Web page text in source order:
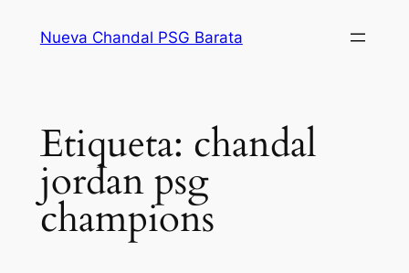
Nueva Chandal PSG Barata
Etiqueta: chandal
jordan psg
champions